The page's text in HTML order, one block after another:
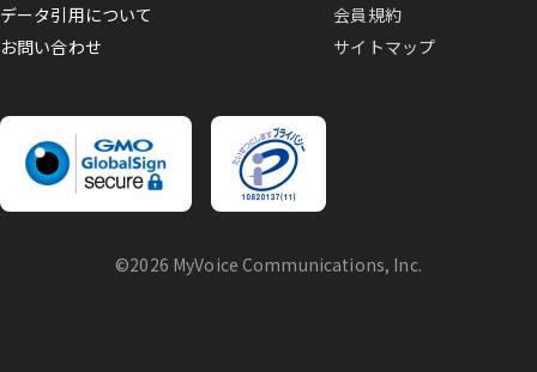
データ引用について
お問い合わせ
会員規約
サイトマップ
©2026 MyVoice Communications, Inc.